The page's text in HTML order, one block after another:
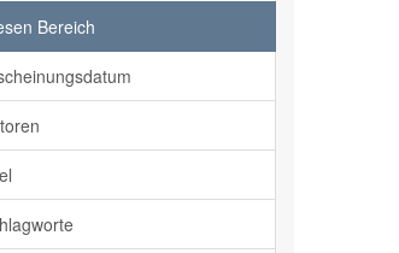
Bereich